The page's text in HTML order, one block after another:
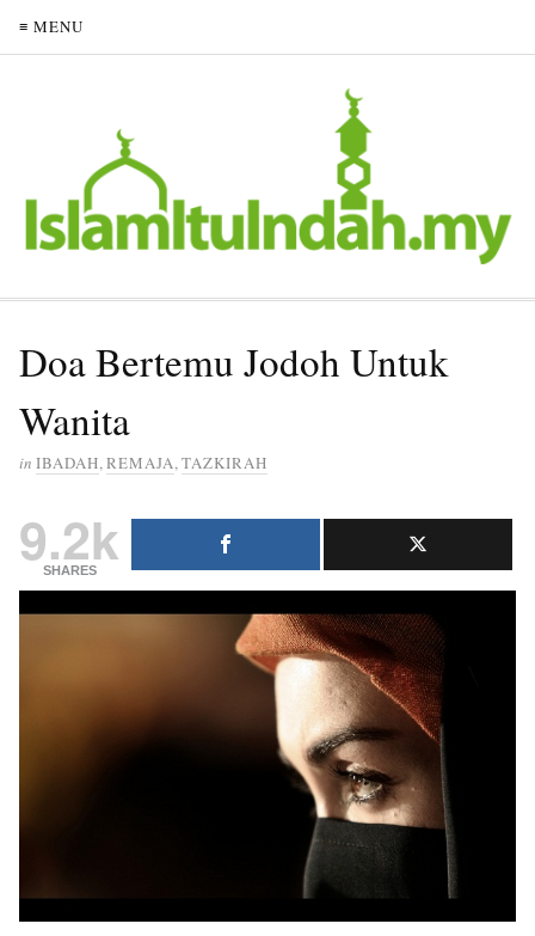
≡ MENU
Doa Bertemu Jodoh Untuk
Wanita
in IBADAH,REMAJA,TAZKIRAH
9.2k
SHARES